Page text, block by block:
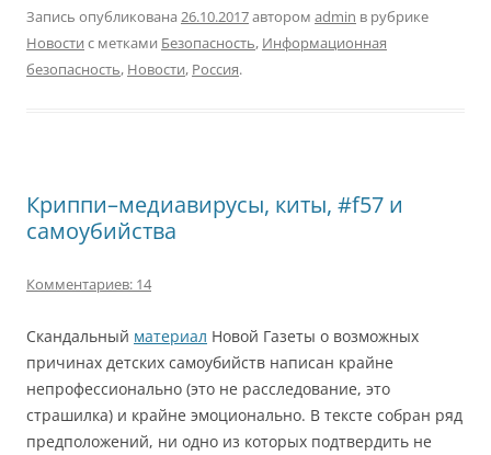
Запись опубликована 26.10.2017автором admin в рубрике
Новости с метками Безопасность, Информационная
безопасность, Новости, Россия.
Криппи–медиавирусы, киты, #f57 и
самоубийства
Комментариев: 14
Скандальный материал Новой Газеты о возможных
причинах детских самоубийств написан крайне
непрофессионально (это не расследование, это
страшилка) и крайне эмоционально. В тексте собран ряд
предположений, ни одно из которых подтвердить не